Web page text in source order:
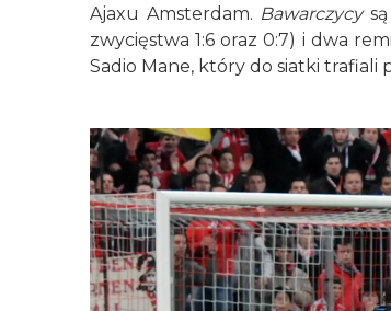
Ajaxu Amsterdam. Bawarczycy
zwycięstwa 1:6 oraz 0:7) i dwa
Sadio Mane, który do siatki trafiali